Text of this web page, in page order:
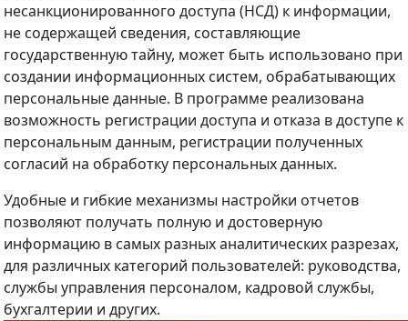
несанкционированного доступа (НСД) к информации,
не содержащей сведения, составляющие
государственную тайну, может быть использовано при
создании информационных систем, обрабатывающих
персональные данные. В программе реализована
возможность регистрации доступа и отказа в доступе к
персональным данным, регистрации полученных
согласий на обработку персональных данных.
Удобные и гибкие механизмы настройки отчетов
позволяют получать полную и достоверную
информацию в самых разных аналитических разрезах,
для различных категорий пользователей: руководства,
службы управления персоналом, кадровой службы,
бухгалтерии и других.